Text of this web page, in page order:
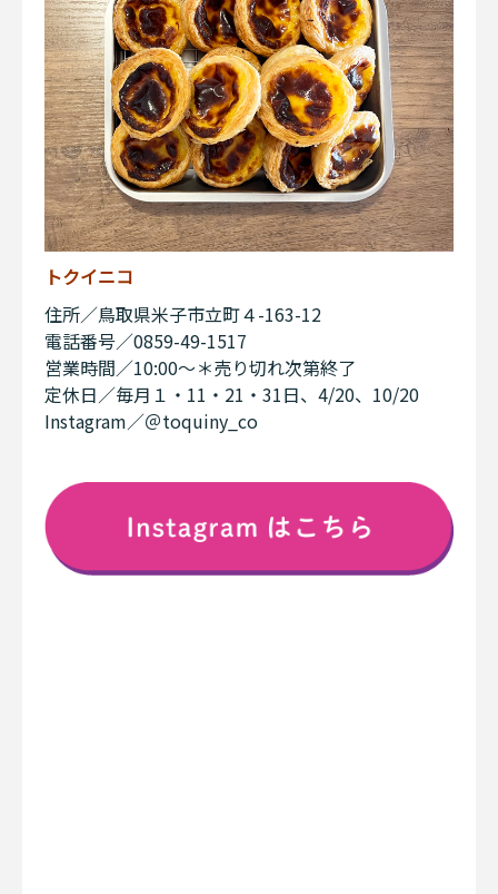
トクイニコ
住所／鳥取県米子市立町４-163-12
電話番号／0859-49-1517
営業時間／10:00～＊売り切れ次第終了
定休日／毎月１・11・21・31日、4/20、10/20
Instagram／＠toquiny_co